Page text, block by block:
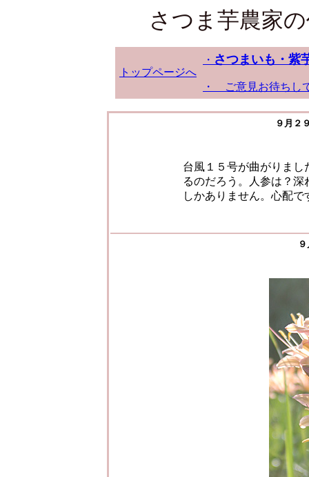
さつま芋農家
トップページへ
・ さつまいも・紫
・ ご意見お待ちし
９月２
台風１５号が曲がりま
るのだろう。人参は？
しかありません。心配で